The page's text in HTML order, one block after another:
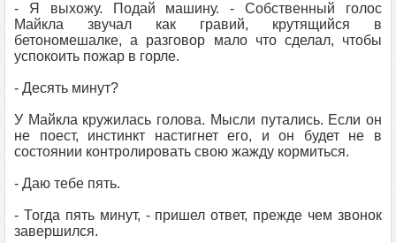
- Я выхожу. Подай машину. - Собственный голос
Майкла звучал как гравий, крутящийся в
бетономешалке, а разговор мало что сделал, чтобы
успокоить пожар в горле.
- Десять минут?
У Майкла кружилась голова. Мысли путались. Если он
не поест, инстинкт настигнет его, и он будет не в
состоянии контролировать свою жажду кормиться.
- Даю тебе пять.
- Тогда пять минут, - пришел ответ, прежде чем звонок
завершился.